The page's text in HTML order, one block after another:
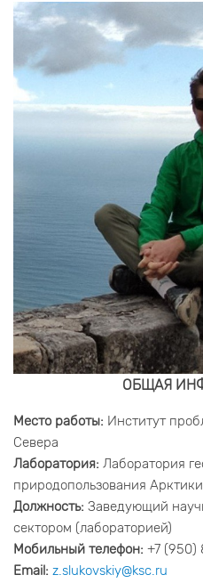
ОБЩАЯ
Место работы: Институт
Севера
Лаборатория: Лаборатория
природопользования Арктики
Должность: Заведующий
сектором (лабораторией)
Мобильный телефон: +7
Email: z.slukovskiy@ksc.ru